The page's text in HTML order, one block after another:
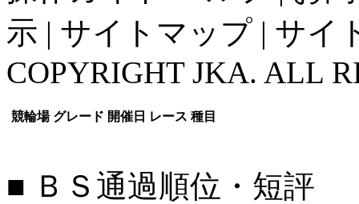
示 | サイトマップ | サイ
COPYRIGHT JKA. ALL
競輪場 グレード 開催日 レース 種目
■ ＢＳ通過順位・短評